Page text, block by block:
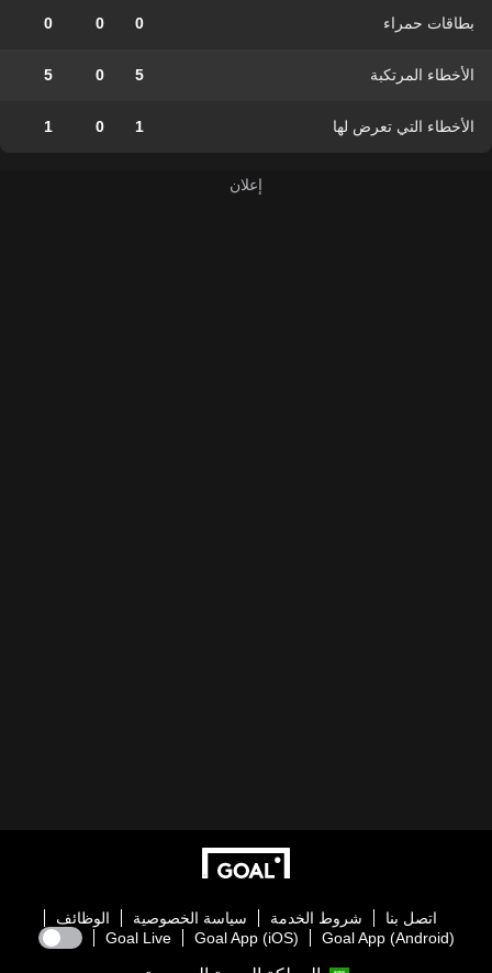
بطاقات حمراء 0
0
0
الأخطاء المرتكبة 5
0
5
الأخطاء التي تعرض لها 1
0
1
اتصل بنا شروط الخدمة سياسة الخصوصية
الوظائف
Goal App (Android)
Goal App (iOS)
Goal Live